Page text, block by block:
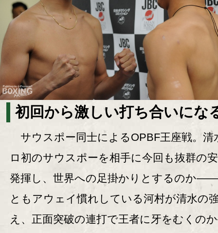
初回から激しい打ち合いにな
サウスポー同士によるOPBF王座戦。清
ロ初のサウスポーを相手に今回も抜群の
発揮し、世界への足掛かりとするのか
ともアウェイ慣れしている河村が清水の
え、正面突破の連打で王者に牙をむくの